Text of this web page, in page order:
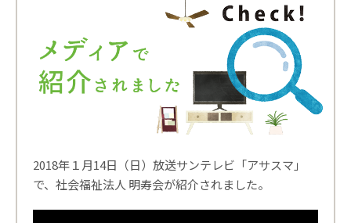
2018年１月14日（日）放送サンテレビ「アサスマ」
で、社会福祉法人 明寿会が紹介されました。